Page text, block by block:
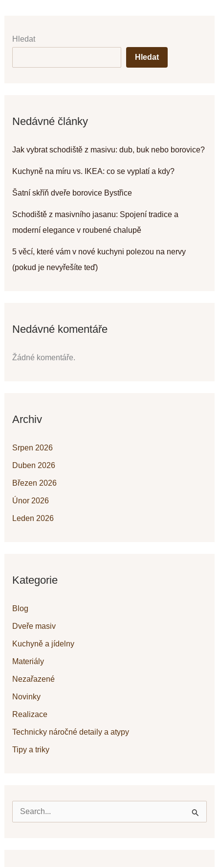
Hledat
Hledat
Nedávné články
Jak vybrat schodiště z masivu: dub, buk nebo borovice?
Kuchyně na míru vs. IKEA: co se vyplatí a kdy?
Šatní skříň dveře borovice Bystřice
Schodiště z masivního jasanu: Spojení tradice a
moderní elegance v roubené chalupě
5 věcí, které vám v nové kuchyni polezou na nervy
(pokud je nevyřešíte teď)
Nedávné komentáře
Žádné komentáře.
Archiv
Srpen 2026
Duben 2026
Březen 2026
Únor 2026
Leden 2026
Kategorie
Blog
Dveře masiv
Kuchyně a jídelny
Materiály
Nezařazené
Novinky
Realizace
Technicky náročné detaily a atypy
Tipy a triky